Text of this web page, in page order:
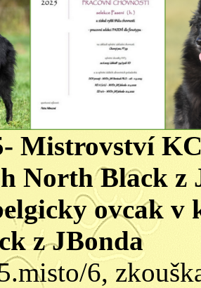
Mistrovství
North Black z
ovcak
z JBonda
6,